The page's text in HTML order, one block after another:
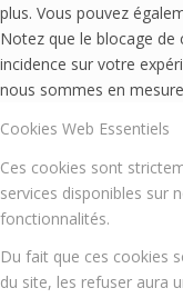
plus. Vous pouvez
Notez que le blocage de
incidence sur votre
nous sommes en mesure
Cookies Web Essentiels
Ces cookies sont
services disponibles sur
fonctionnalités.
Du fait que ces cookies
du site, les refuser aura